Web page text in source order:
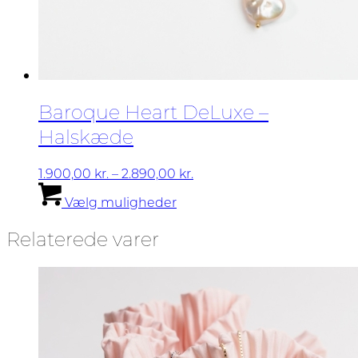
Baroque Heart DeLuxe –
Halskæde
1.900,00 kr. –2.890,00 kr.
Vælg mulighedervare
Mulighederne
kan
vælges
på
varesiden
Relaterede varer